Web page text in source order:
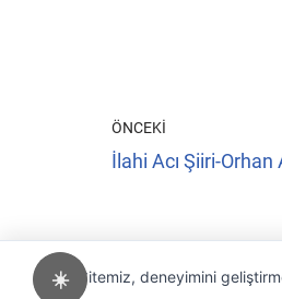
☀️
ÖNCEKI
İlahi Acı Şiiri-Orhan
Sitemiz, deneyimini